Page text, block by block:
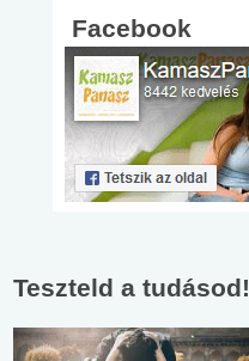
Facebook
Teszteld a tudásod!